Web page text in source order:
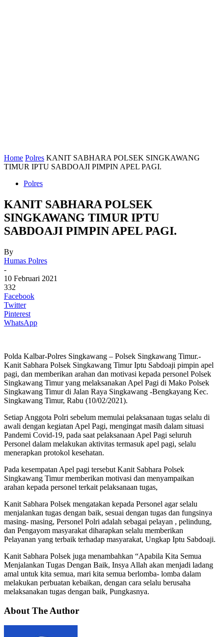
Home Polres KANIT SABHARA POLSEK SINGKAWANG
TIMUR IPTU SABDOAJI PIMPIN APEL PAGI.
Polres
KANIT SABHARA POLSEK
SINGKAWANG TIMUR IPTU
SABDOAJI PIMPIN APEL PAGI.
By
Humas Polres
-
10 Februari 2021
332
Facebook
Twitter
Pinterest
WhatsApp
Polda Kalbar-Polres Singkawang – Polsek Singkawang Timur.-
Kanit Sabhara Polsek Singkawang Timur Iptu Sabdoaji pimpin apel
pagi, dan memberikan arahan dan motivasi kepada personel Polsek
Singkawang Timur yang melaksanakan Apel Pagi di Mako Polsek
Singkawang Timur di Jalan Raya Singkawang -Bengkayang Kec.
Singkawang Timur, Rabu (10/02/2021).
Setiap Anggota Polri sebelum memulai pelaksanaan tugas selalu di
awali dengan kegiatan Apel Pagi, mengingat masih dalam situasi
Pandemi Covid-19, pada saat pelaksanaan Apel Pagi seluruh
Personel dalam melakukan aktivitas termasuk apel pagi, selalu
menerapkan protokol kesehatan.
Pada kesempatan Apel pagi tersebut Kanit Sabhara Polsek
Singkawang Timur memberikan motivasi dan menyampaikan
arahan kepada personel terkait pelaksanaan tugas,
Kanit Sabhara Polsek mengatakan kepada Personel agar selalu
menjalankan tugas dengan baik, sesuai dengan tugas dan fungsinya
masing- masing, Personel Polri adalah sebagai pelayan , pelindung,
dan Pengayom masyarakat diharapkan selalu memberikan
Pelayanan yang terbaik terhadap masyarakat, Ungkap Iptu Sabdoaji.
Kanit Sabhara Polsek juga menambahkan “Apabila Kita Semua
Menjalankan Tugas Dengan Baik, Insya Allah akan menjadi ladang
amal untuk kita semua, mari kita semua berlomba- lomba dalam
melakukan perbuatan kebaikan, dengan cara selalu berusaha
melaksanakan tugas dengan baik, Pungkasnya.
About The Author